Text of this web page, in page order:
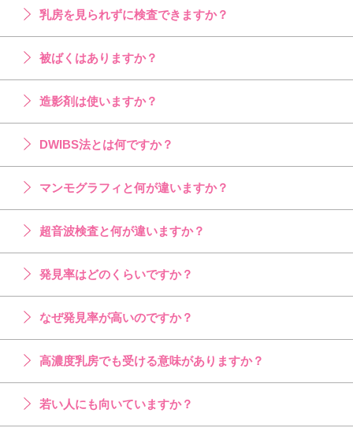
乳房を見られずに検査できますか？
被ばくはありますか？
造影剤は使いますか？
DWIBS法とは何ですか？
マンモグラフィと何が違いますか？
超音波検査と何が違いますか？
発見率はどのくらいですか？
なぜ発見率が高いのですか？
高濃度乳房でも受ける意味がありますか？
若い人にも向いていますか？